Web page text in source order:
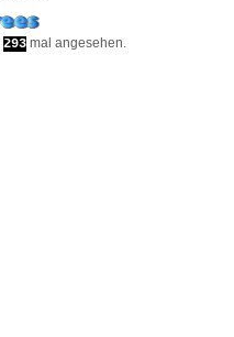
293 mal angesehen.